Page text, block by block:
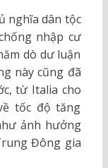
nghĩa dân tộc
nhập cư
dò dư luận
này cũng đã
từ Italia cho
tốc độ tăng
ảnh hưởng
Đông gia